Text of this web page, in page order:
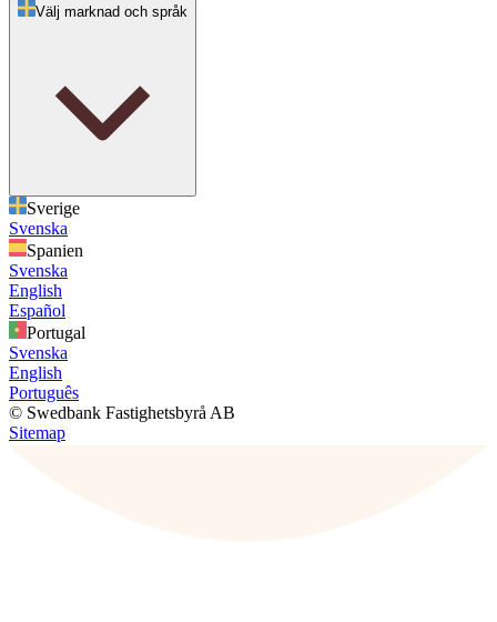
Välj marknad och språk
Sverige
Svenska
Spanien
Svenska
English
Español
Portugal
Svenska
English
Português
© Swedbank Fastighetsbyrå AB
Sitemap